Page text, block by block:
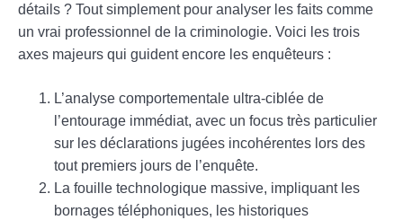
détails ? Tout simplement pour analyser les faits comme
un vrai professionnel de la criminologie. Voici les trois
axes majeurs qui guident encore les enquêteurs :
L’analyse comportementale ultra-ciblée de
l’entourage immédiat, avec un focus très particulier
sur les déclarations jugées incohérentes lors des
tout premiers jours de l’enquête.
La fouille technologique massive, impliquant les
bornages téléphoniques, les historiques